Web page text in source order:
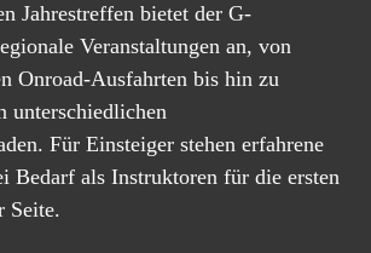
Jahrestreffen bietet der G-
Veranstaltungen an, von
Onroad-Ausfahrten bis hin zu
unterschiedlichen
Für Einsteiger stehen erfahrene
Bedarf als Instruktoren für die ersten
Seite.